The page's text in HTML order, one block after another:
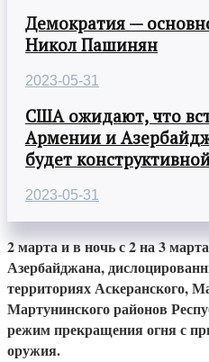
Демократия —
Никол Пашинян
2023-05-31
США ожидают, что
Армении и
будет
2023-05-31
2 марта и в ночь с 2 на 3
Азербайджана,
территориях Аскеранского,
Мартунинского районов
режим прекращения огня с
оружия.